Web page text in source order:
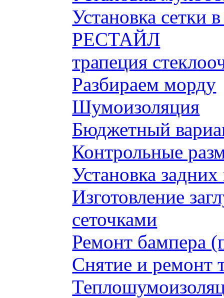
Установка сетки
РЕСТАЙЛ
трапеция
Разбираем морду
Шумоизоляция
Бюджетный
Контрольные
Установка
Изготовление
сеточками
Ремонт бампера
Снятие и ремонт